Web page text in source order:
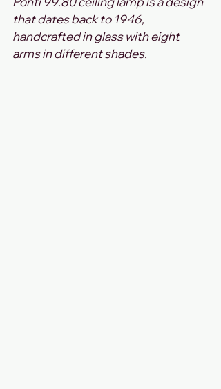
that dates back to 1946,
handcrafted in glass with eight
arms in different shades.